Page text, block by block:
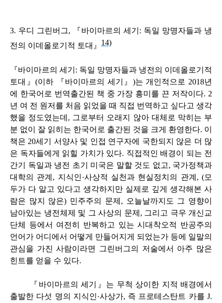
3. 우디 그린버그, 『바이마르의 세기: 독일 망명자들과 냉
전의 이데올로기적 토대』 14)
『바이마르의 세기: 독일 망명자들과 냉전의 이데올로기적
토대』(이하 『바이마르의 세기』)는 개인적으로 2018년
에 한국어로 번역출간된 책 중 가장 흥미를 끈 저작이다. 2
년 여 전 원저를 처음 읽었을 때 직접 번역하고 싶다고 생각
했을 정도였는데, 그로부터 오래지 않아 대체로 막히는 부
분 없이 잘 읽히는 한국어로 출간된 것을 크게 환영한다. 이
책은 20세기 서양사 및 인접 연구자에 국한되지 않은 더 많
은 독자들에게 읽힐 가치가 있다. 직접적인 배경이 되는 전
간기 독일과 냉전 초기 미국은 말할 것도 없고, 국가정책과
대학의 관계, 지식인·사상적 실천과 현실정치의 관계, (모
두가 다 알고 있다고 생각하지만 실제로 깊게 생각해본 사
람은 많지 않은) 민주주의 문제, 오늘날까지도 그 영향이
남아있는 냉전체제 및 그 사상의 문제, 그리고 극우 개신교
단체 등에서 여전히 반복하고 있는 시대착오적 반공주의
언어가 어디에서 어떻게 만들어지게 되었는가 등에 일말의
관심을 가진 사람이라면 그린버그의 저술에서 아주 많은
힌트를 얻을 수 있다.
『바이마르의 세기』는 무척 상이한 지적 배경에서
출발한 다섯 명의 지식인·사상가, 즉 프로테스탄트 카를 J.